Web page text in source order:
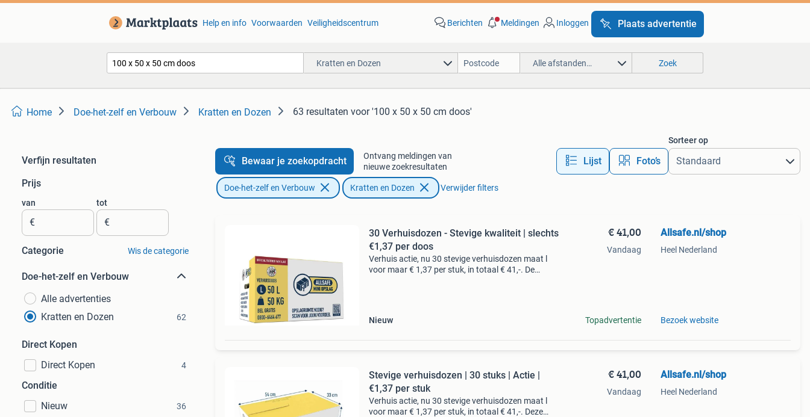
Help en info Voorwaarden Veiligheidscentrum Berichten Meldingen Inloggen Plaats advertentie
Kratten en Dozen Alle afstanden… Zoek
Home Doe-het-zelf en Verbouw Kratten en Dozen 63 resultaten voor '100 x 50 x 50 cm doos'
Verfijn resultaten
Prijs
van
€
tot
€
Categorie Wis de categorie
Doe-het-zelf en Verbouw
Alle advertenties
Kratten en Dozen
62
Direct Kopen
Direct Kopen
4
Conditie
Nieuw
36
Bewaar je zoekopdracht
Ontvang meldingen van
nieuwe zoekresultaten
Lijst Foto’s
Sorteer op
Doe-het-zelf en Verbouw Kratten en Dozen Verwijder filters
30 Verhuisdozen - Stevige kwaliteit | slechts
€1,37 per doos
Verhuis actie, nu 30 stevige verhuisdozen maat l
voor maar € 1,37 per stuk, in totaal € 41,-. De
Nieuw
€ 41,00
Vandaag
Topadvertentie
Allsafe.nl/shop
Heel Nederland
Bezoek website
Stevige verhuisdozen | 30 stuks | Actie |
€1,37 per stuk
Verhuis actie, nu 30 stevige verhuisdozen maat l
voor maar € 1,37 per stuk, in totaal € 41,-. Deze
€ 41,00
Vandaag
Allsafe.nl/shop
Heel Nederland